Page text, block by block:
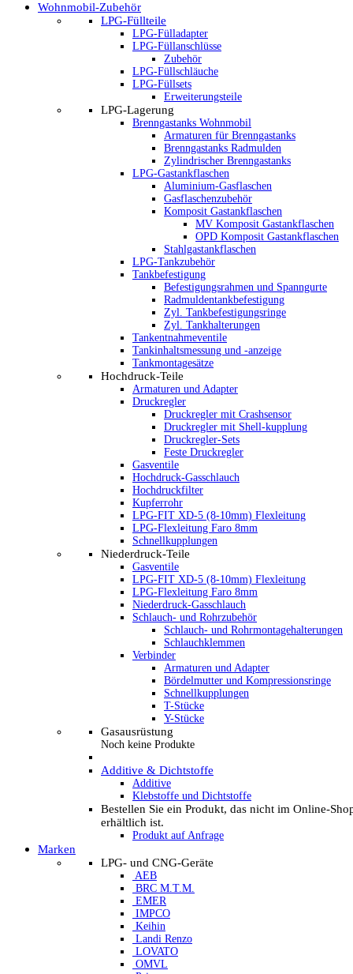
Wohnmobil-Zubehör
LPG-Füllteile
LPG-Fülladapter
LPG-Füllanschlüsse
Zubehör
LPG-Füllschläuche
LPG-Füllsets
Erweiterungsteile
LPG-Lagerung
Brenngastanks Wohnmobil
Armaturen für Brenngastanks
Brenngastanks Radmulden
Zylindrischer Brenngastanks
LPG-Gastankflaschen
Aluminium-Gasflaschen
Gasflaschenzubehör
Komposit Gastankflaschen
MV Komposit Gastankflaschen
OPD Komposit Gastankflaschen
Stahlgastankflaschen
LPG-Tankzubehör
Tankbefestigung
Befestigungsrahmen und Spanngurte
Radmuldentankbefestigung
Zyl. Tankbefestigungsringe
Zyl. Tankhalterungen
Tankentnahmeventile
Tankinhaltsmessung und -anzeige
Tankmontagesätze
Hochdruck-Teile
Armaturen und Adapter
Druckregler
Druckregler mit Crashsensor
Druckregler mit Shell-kupplung
Druckregler-Sets
Feste Druckregler
Gasventile
Hochdruck-Gasschlauch
Hochdruckfilter
Kupferrohr
LPG-FIT XD-5 (8-10mm) Flexleitung
LPG-Flexleitung Faro 8mm
Schnellkupplungen
Niederdruck-Teile
Gasventile
LPG-FIT XD-5 (8-10mm) Flexleitung
LPG-Flexleitung Faro 8mm
Niederdruck-Gasschlauch
Schlauch- und Rohrzubehör
Schlauch- und Rohrmontagehalterungen
Schlauchklemmen
Verbinder
Armaturen und Adapter
Bördelmutter und Kompressionsringe
Schnellkupplungen
T-Stücke
Y-Stücke
Gasausrüstung
Noch keine Produkte
Additive & Dichtstoffe
Additive
Klebstoffe und Dichtstoffe
Bestellen Sie ein Produkt, das nicht im Online-
erhältlich ist.
Produkt auf Anfrage
Marken
LPG- und CNG-Geräte
AEB
BRC M.T.M.
EMER
IMPCO
Keihin
Landi Renzo
LOVATO
OMVL